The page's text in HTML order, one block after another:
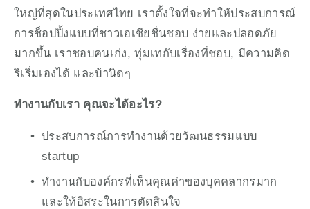
ใหญ่ที่สุดในประเทศไทย เราตั้งใจที่จะทำให้ประสบการณ์
การช็อปปิ้งแบบที่ชาวเอเชียชื่นชอบ ง่ายและปลอดภัย
มากขึ้น เราชอบคนเก่ง, ทุ่มเทกับเรื่องที่ชอบ, มีความคิด
ริเริ่มเองได้ และบ้านิดๆ
ทำงานกับเรา คุณจะได้อะไร?
ประสบการณ์การทำงานด้วยวัฒนธรรมแบบ
startup
ทำงานกับองค์กรที่เห็นคุณค่าของบุคคลากรมาก
และให้อิสระในการตัดสินใจ